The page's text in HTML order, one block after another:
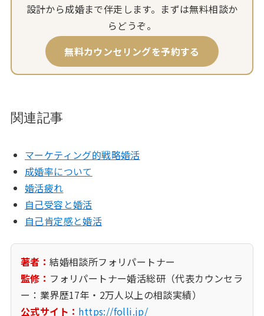
設計から成婚まで伴走します。まずは無料相談か
らどうぞ。
無料カウンセリングを予約する
関連記事
マーケティング的戦略婚活
成婚率について
婚活疲れ
自己受容と婚活
自己肯定感と婚活
著者：結婚相談所フォリパートナー
監修： フォリパートナー婚活総研（代表カウンセラ
ー：業界歴17年・2万人以上の相談実績）
公式サイト： https://folli.jp/